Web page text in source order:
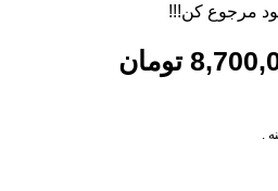
مرجوع کن!!!
تومان
.